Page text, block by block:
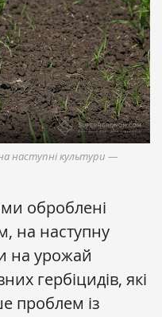
на наступні культури —
оброблені
на наступну
на урожай
гербіцидів, які
проблем із